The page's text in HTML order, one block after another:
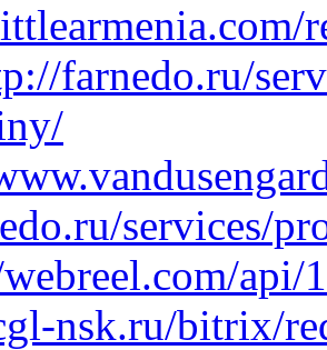
farnedo.ru/
services/
nsk.ru/bitrix/